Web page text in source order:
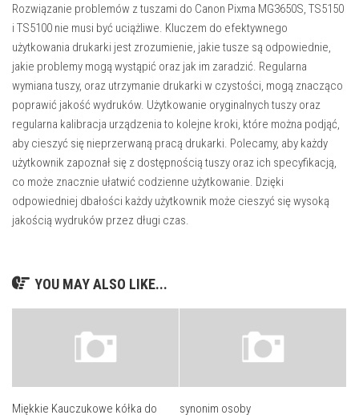
Rozwiązanie problemów z tuszami do Canon Pixma MG3650S, TS5150
i TS5100 nie musi być uciążliwe. Kluczem do efektywnego
użytkowania drukarki jest zrozumienie, jakie tusze są odpowiednie,
jakie problemy mogą wystąpić oraz jak im zaradzić. Regularna
wymiana tuszy, oraz utrzymanie drukarki w czystości, mogą znacząco
poprawić jakość wydruków. Użytkowanie oryginalnych tuszy oraz
regularna kalibracja urządzenia to kolejne kroki, które można podjąć,
aby cieszyć się nieprzerwaną pracą drukarki. Polecamy, aby każdy
użytkownik zapoznał się z dostępnością tuszy oraz ich specyfikacją,
co może znacznie ułatwić codzienne użytkowanie. Dzięki
odpowiedniej dbałości każdy użytkownik może cieszyć się wysoką
jakością wydruków przez długi czas.
YOU MAY ALSO LIKE...
Miękkie Kauczukowe kółka do synonim osoby